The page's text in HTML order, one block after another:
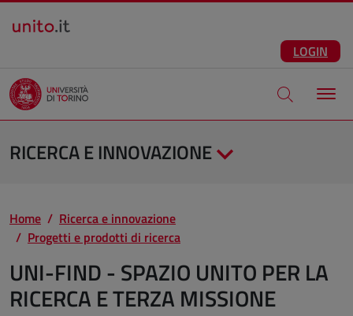
Salta al contenuto principale
LOGIN
Apri modale
RICERCA E INNOVAZIONE
Home
Ricerca e innovazione
Progetti e prodotti di ricerca
UNI-FIND - SPAZIO UNITO PER LA
RICERCA E TERZA MISSIONE